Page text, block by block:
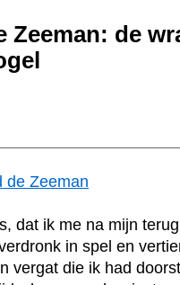
Zeeman: de
de Zeeman
dat ik me na mijn
in spel en
vergat die ik had